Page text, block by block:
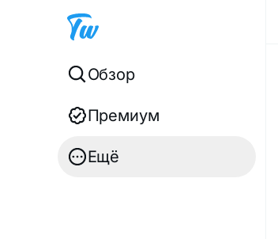
Обзор
Премиум
Ещё